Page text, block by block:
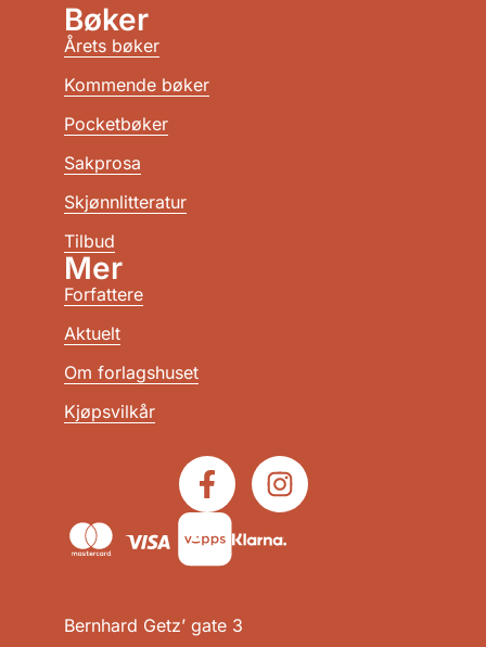
Bernhard Getz’ gate 3
Bøker
Årets bøker
Kommende bøker
Pocketbøker
Sakprosa
Skjønnlitteratur
Tilbud
Mer
Forfattere
Aktuelt
Om forlagshuset
Kjøpsvilkår